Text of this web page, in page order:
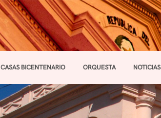
CASAS BICENTENARIO
ORQUESTA
NOTICIAS